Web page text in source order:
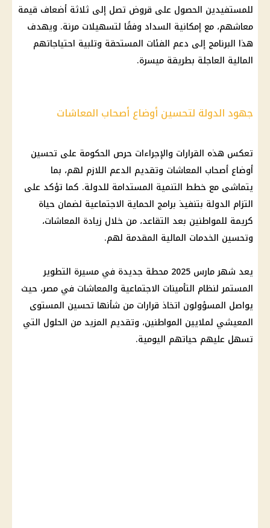
للمستفيدين الحصول على قروض تصل إلى ثلاثة أضعاف قيمة
معاشهم، مع إمكانية السداد وفقًا لتسهيلات مرنة. ويهدف
هذا البرنامج إلى دعم الفئات المستحقة وتلبية احتياجاتهم
المالية العاجلة بطريقة ميسرة.
جهود الدولة لتحسين أوضاع أصحاب المعاشات
تعكس هذه القرارات والإجراءات حرص الحكومة على تحسين
أوضاع أصحاب المعاشات وتقديم الدعم اللازم لهم، بما
يتماشى مع خطط التنمية المستدامة للدولة. كما تؤكد على
التزام الدولة بتنفيذ برامج الحماية الاجتماعية لضمان حياة
كريمة للمواطنين بعد التقاعد، من خلال زيادة المعاشات،
وتحسين الخدمات المالية المقدمة لهم.
يعد شهر مارس 2025 محطة جديدة في مسيرة التطوير
المستمر لنظام التأمينات الاجتماعية والمعاشات في مصر، حيث
يواصل المسؤولون اتخاذ قرارات من شأنها تحسين المستوى
المعيشي لملايين المواطنين، وتقديم المزيد من الحلول التي
تسهل عليهم حياتهم اليومية.